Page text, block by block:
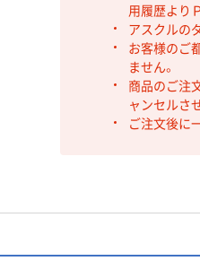
用履歴より
アスクルの
お客様のご
ません。
商品のご注
ャンセルさ
ご注文後に